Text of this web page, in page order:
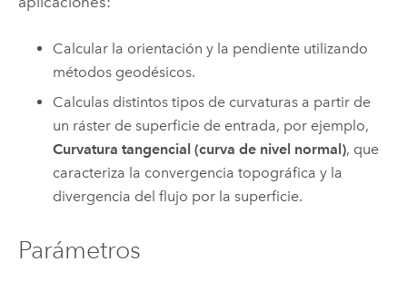
Calcular la orientación y la pendiente utilizando
métodos geodésicos.
Calculas distintos tipos de curvaturas a partir de
un ráster de superficie de entrada, por ejemplo,
Curvatura tangencial (curva de nivel normal), que
caracteriza la convergencia topográfica y la
divergencia del flujo por la superficie.
Parámetros